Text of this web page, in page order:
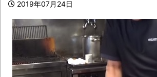
いくスレｗｗｗｗ
【九州名物】鶏刺し食べた
へ…「死んだほうが良かったと
NEW!
【黒豆】なんだよこの漫画
2019年07月24日